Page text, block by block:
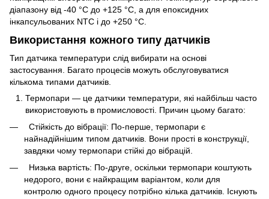
діапазону від -40 °C до +125 °C, а для епоксидних
інкапсульованих NTC і до +250 °C.
Використання кожного типу датчиків
Тип датчика температури слід вибирати на основі
застосування. Багато процесів можуть обслуговуватися
кількома типами датчиків.
Термопари — це датчики температури, які найбільш часто
використовують в промисловості. Причин цьому багато:
Стійкість до вібрації: По-перше, термопари є
найнадійнішим типом датчиків. Вони прості в конструкції,
завдяки чому термопари стійкі до вібрацій.
Низька вартість: По-друге, оскільки термопари коштують
недорого, вони є найкращим варіантом, коли для
контролю одного процесу потрібно кілька датчиків. Існують